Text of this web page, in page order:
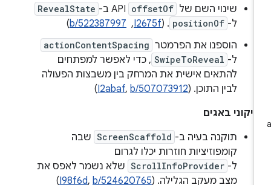
שינוי השם של offsetOf API ב- RevealState
positionOf
. ‫(
I2675f
, ‏
b/522387997
)
הוספנו את הפרמטר actionContentSpacing
SwipeToReveal , כדי לאפשר למפתחים
להתאים אישית את המרחק בין משבצות הפעולה
לבין התוכן. (
I2abaf,b/507073912
)
באגים
תוקנה בעיה ב- ScreenScaffold שבה
קומפוזיציות חוזרות יכלו לגרום
ScrollInfoProvider שלא נשמר לאפס את
מצב מעקב הגלילה. (
I98f6d,b/524620765
)